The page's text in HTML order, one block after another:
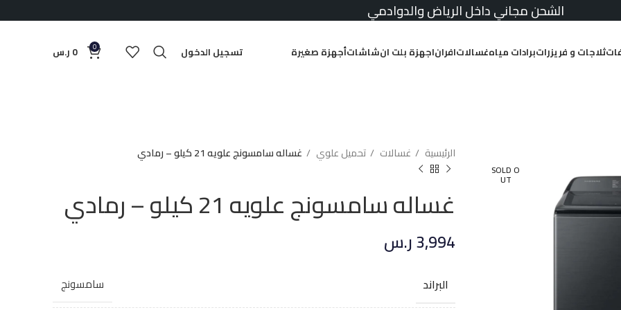
الشحن مجاني داخل الرياض والدوادمي
ثلاجات و فريزراتبرادات مياهغسالاتافراناجهزة بلت انشاشاتأجهزة صغيرة تسجيل الدخول 0
0 ر.س
SOLD O
UT
الرئيسية غسالات تحميل علوي غساله سامسونج علويه 21 كيلو – رمادي
غساله سامسونج علويه 21 كيلو – رمادي
3,994ر.س
البراند سامسونج